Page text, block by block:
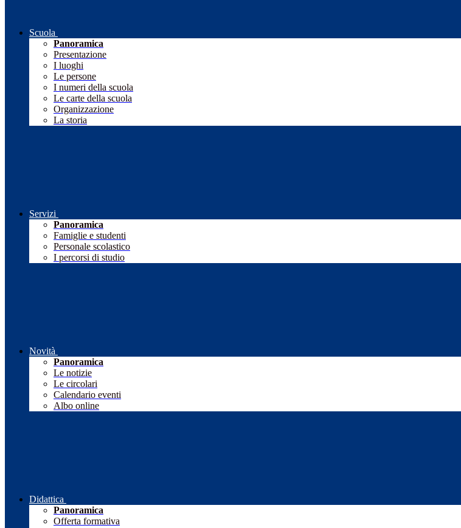
Scuola
Panoramica
Presentazione
I luoghi
Le persone
I numeri della scuola
Le carte della scuola
Organizzazione
La storia
Servizi
Panoramica
Famiglie e studenti
Personale scolastico
I percorsi di studio
Novità
Panoramica
Le notizie
Le circolari
Calendario eventi
Albo online
Didattica
Panoramica
Offerta formativa